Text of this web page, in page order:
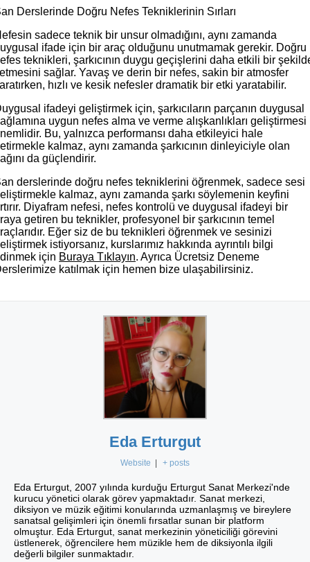
Derslerinde Doğru Nefes Tekniklerinin Sırları
sadece teknik bir unsur olmadığını, aynı zamanda
ifade için bir araç olduğunu unutmamak gerekir. Doğru
teknikleri, şarkıcının duygu geçişlerini daha etkili bir
sağlar. Yavaş ve derin bir nefes, sakin bir atmosfer
hızlı ve kesik nefesler dramatik bir etki yaratabilir.
ifadeyi geliştirmek için, şarkıcıların parçanın duygusal
uygun nefes alma ve verme alışkanlıkları geliştirmesi
Bu, yalnızca performansı daha etkileyici hale
kalmaz, aynı zamanda şarkıcının dinleyiciyle olan
da güçlendirir.
derslerinde doğru nefes tekniklerini öğrenmek, sadece sesi
kalmaz, aynı zamanda şarkı söylemenin keyfini
Diyafram nefesi, nefes kontrolü ve duygusal ifadeyi bir
getiren bu teknikler, profesyonel bir şarkıcının temel
Eğer siz de bu teknikleri öğrenmek ve sesinizi
istiyorsanız, kurslarımız hakkında ayrıntılı bilgi
için Buraya Tıklayın. Ayrıca Ücretsiz Deneme
katılmak için hemen bize ulaşabilirsiniz.
Eda Erturgut
Website | + posts
Eda Erturgut, 2007 yılında kurduğu Erturgut Sanat Merkezi'nde
kurucu yönetici olarak görev yapmaktadır. Sanat merkezi,
diksiyon ve müzik eğitimi konularında uzmanlaşmış ve bireylere
sanatsal gelişimleri için önemli fırsatlar sunan bir platform
olmuştur. Eda Erturgut, sanat merkezinin yöneticiliği görevini
üstlenerek, öğrencilere hem müzikle hem de diksiyonla ilgili
değerli bilgiler sunmaktadır.